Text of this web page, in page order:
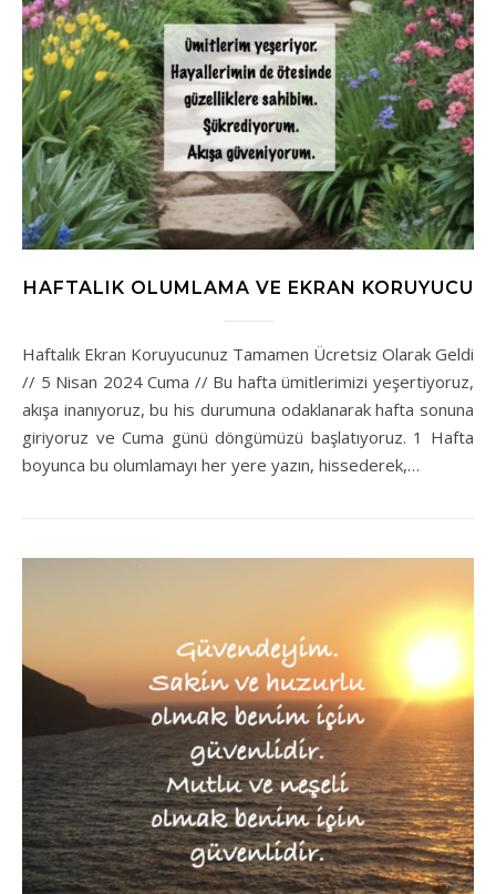
HAFTALIK OLUMLAMA VE EKRAN KORUYUCU
Haftalık Ekran Koruyucunuz Tamamen Ücretsiz Olarak Geldi
// 5 Nisan 2024 Cuma // Bu hafta ümitlerimizi yeşertiyoruz,
akışa inanıyoruz, bu his durumuna odaklanarak hafta sonuna
giriyoruz ve Cuma günü döngümüzü başlatıyoruz. 1 Hafta
boyunca bu olumlamayı her yere yazın, hissederek,…